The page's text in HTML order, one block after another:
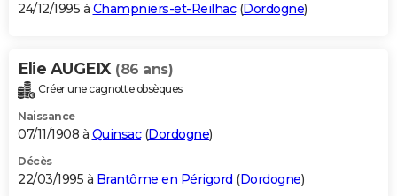
24/12/1995 à Champniers-et-Reilhac(Dordogne)
Elie AUGEIX (86 ans)
Créer une cagnotte obsèques
Naissance
07/11/1908 à Quinsac(Dordogne)
Décès
22/03/1995 à Brantôme en Périgord (Dordogne)